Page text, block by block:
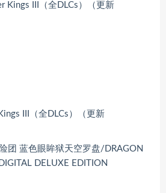
III（全DLCs）（更新